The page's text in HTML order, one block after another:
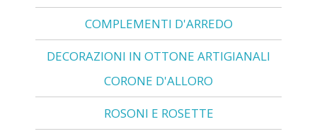
COMPLEMENTI D'ARREDO
DECORAZIONI IN OTTONE ARTIGIANALI
CORONE D'ALLORO
ROSONI E ROSETTE